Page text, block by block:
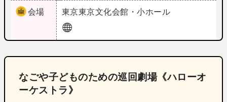
会場 東京東京文化会館・小ホール
なごや子どものための巡回劇場《ハローオ
ーケストラ》